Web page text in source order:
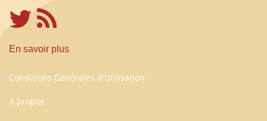
En savoir plus
Conditions Générales d'Utilisation
A propos